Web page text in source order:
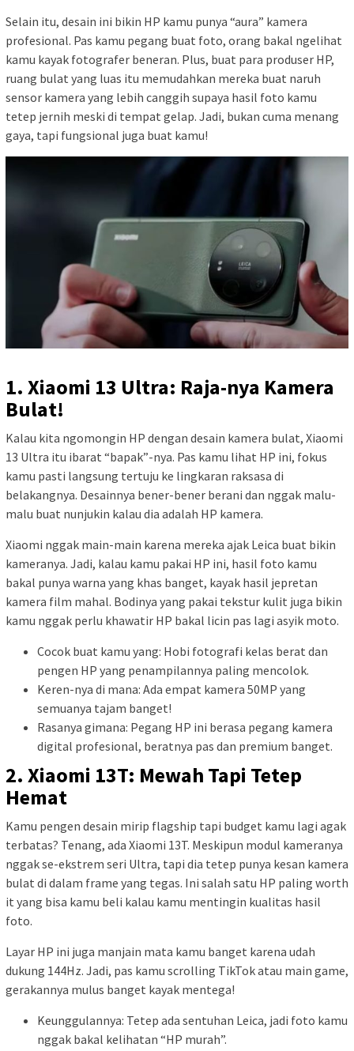
Selain itu, desain ini bikin HP kamu punya “aura” kamera
profesional. Pas kamu pegang buat foto, orang bakal ngelihat
kamu kayak fotografer beneran. Plus, buat para produser HP,
ruang bulat yang luas itu memudahkan mereka buat naruh
sensor kamera yang lebih canggih supaya hasil foto kamu
tetep jernih meski di tempat gelap. Jadi, bukan cuma menang
gaya, tapi fungsional juga buat kamu!
1. Xiaomi 13 Ultra: Raja-nya Kamera
Bulat!
Kalau kita ngomongin HP dengan desain kamera bulat, Xiaomi
13 Ultra itu ibarat “bapak”-nya. Pas kamu lihat HP ini, fokus
kamu pasti langsung tertuju ke lingkaran raksasa di
belakangnya. Desainnya bener-bener berani dan nggak malu-
malu buat nunjukin kalau dia adalah HP kamera.
Xiaomi nggak main-main karena mereka ajak Leica buat bikin
kameranya. Jadi, kalau kamu pakai HP ini, hasil foto kamu
bakal punya warna yang khas banget, kayak hasil jepretan
kamera film mahal. Bodinya yang pakai tekstur kulit juga bikin
kamu nggak perlu khawatir HP bakal licin pas lagi asyik moto.
Cocok buat kamu yang: Hobi fotografi kelas berat dan
pengen HP yang penampilannya paling mencolok.
Keren-nya di mana: Ada empat kamera 50MP yang
semuanya tajam banget!
Rasanya gimana: Pegang HP ini berasa pegang kamera
digital profesional, beratnya pas dan premium banget.
2. Xiaomi 13T: Mewah Tapi Tetep
Hemat
Kamu pengen desain mirip flagship tapi budget kamu lagi agak
terbatas? Tenang, ada Xiaomi 13T. Meskipun modul kameranya
nggak se-ekstrem seri Ultra, tapi dia tetep punya kesan kamera
bulat di dalam frame yang tegas. Ini salah satu HP paling worth
it yang bisa kamu beli kalau kamu mentingin kualitas hasil
foto.
Layar HP ini juga manjain mata kamu banget karena udah
dukung 144Hz. Jadi, pas kamu scrolling TikTok atau main game,
gerakannya mulus banget kayak mentega!
Keunggulannya: Tetep ada sentuhan Leica, jadi foto kamu
nggak bakal kelihatan “HP murah”.